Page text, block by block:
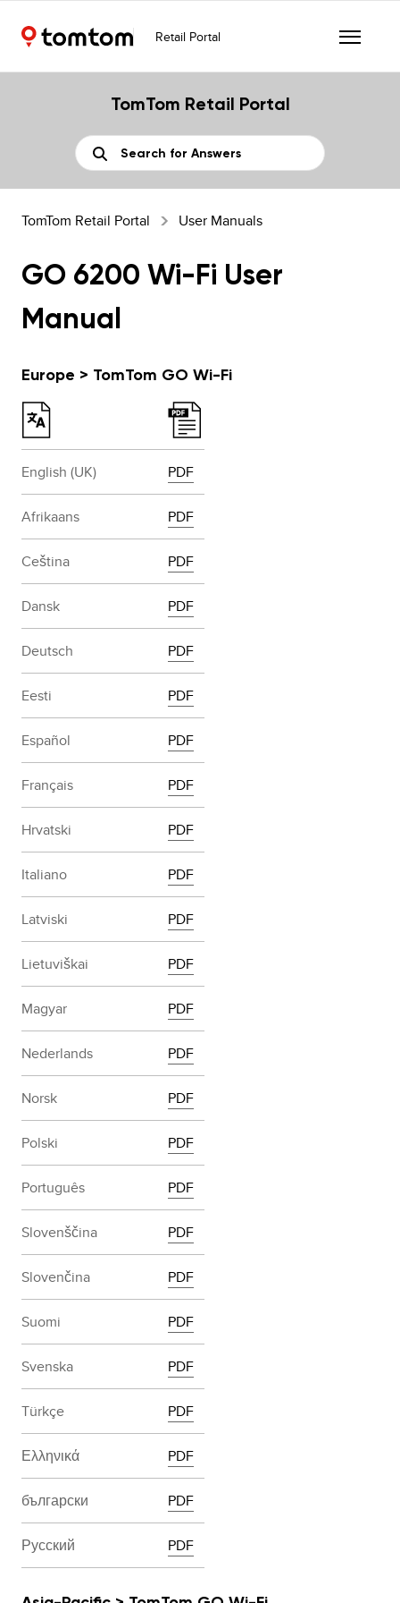
Retail Portal
TomTom Retail Portal
TomTom Retail Portal User Manuals
GO 6200 Wi-Fi User
Manual
Europe > TomTom GO Wi-Fi
English (UK) PDF
Afrikaans PDF
Ceština PDF
Dansk PDF
Deutsch PDF
Eesti PDF
Español PDF
Français PDF
Hrvatski PDF
Italiano PDF
Latviski PDF
Lietuviškai PDF
Magyar PDF
Nederlands PDF
Norsk PDF
Polski PDF
Português PDF
Slovenščina PDF
Slovenčina PDF
Suomi PDF
Svenska PDF
Türkçe PDF
Ελληνικά PDF
български PDF
Русский PDF